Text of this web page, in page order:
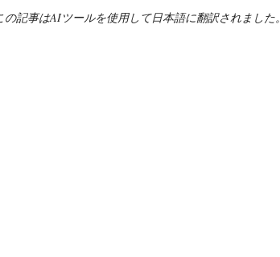
の記事はAIツールを使用して日本語に翻訳されました。